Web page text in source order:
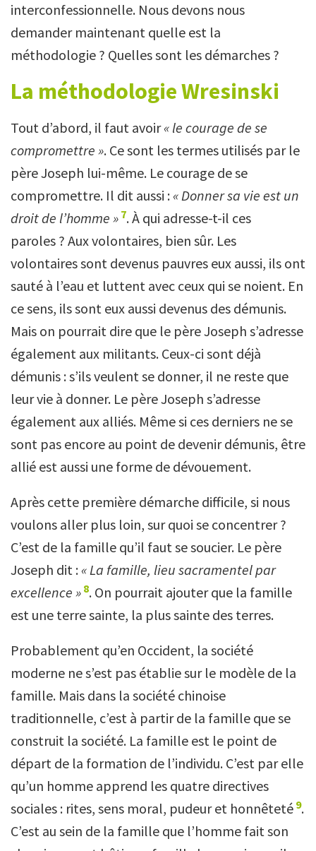
interconfessionnelle. Nous devons nous
demander maintenant quelle est la
méthodologie ? Quelles sont les démarches ?
La méthodologie Wresinski
Tout d’abord, il faut avoir« le courage de se
compromettre ». Ce sont les termes utilisés par le
père Joseph lui-même. Le courage de se
compromettre. Il dit aussi : « Donner sa vie est un
droit de l’homme » 7. À qui adresse-t-il ces
paroles ? Aux volontaires, bien sûr. Les
volontaires sont devenus pauvres eux aussi, ils ont
sauté à l’eau et luttent avec ceux qui se noient. En
ce sens, ils sont eux aussi devenus des démunis.
Mais on pourrait dire que le père Joseph s’adresse
également aux militants. Ceux-ci sont déjà
démunis : s’ils veulent se donner, il ne reste que
leur vie à donner. Le père Joseph s’adresse
également aux alliés. Même si ces derniers ne se
sont pas encore au point de devenir démunis, être
allié est aussi une forme de dévouement.
Après cette première démarche difficile, si nous
voulons aller plus loin, sur quoi se concentrer ?
C’est de la famille qu’il faut se soucier. Le père
Joseph dit : « La famille, lieu sacramentel par
excellence » 8. On pourrait ajouter que la famille
est une terre sainte, la plus sainte des terres.
Probablement qu’en Occident, la société
moderne ne s’est pas établie sur le modèle de la
famille. Mais dans la société chinoise
traditionnelle, c’est à partir de la famille que se
construit la société. La famille est le point de
départ de la formation de l’individu. C’est par elle
qu’un homme apprend les quatre directives
sociales : rites, sens moral, pudeur et honnêteté 9.
C’est au sein de la famille que l’homme fait son